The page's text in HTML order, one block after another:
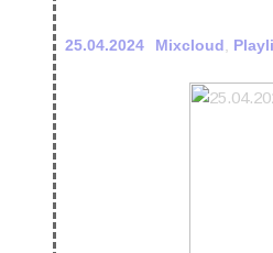
25.04.2024 Mixcloud